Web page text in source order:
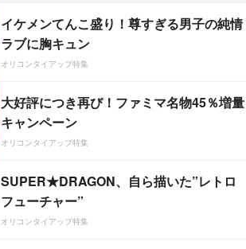
イケメンてんこ盛り！尊すぎる男子の純情
ラブに胸キュン
オリコンタイアップ特集
大好評につき再び！ファミマ名物45％増量
キャンペーン
オリコンタイアップ特集
SUPER★DRAGON、自ら描いた”レトロ
フューチャー”
オリコンタイアップ特集